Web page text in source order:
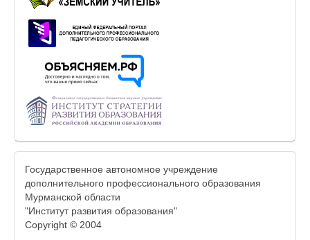
Государственное автономное учреждение
дополнительного профессионального образования
Мурманской области
"Институт развития образования"
Copyright © 2004